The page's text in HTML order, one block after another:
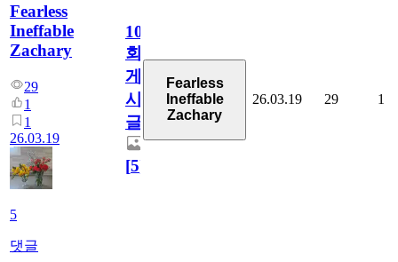
Fearless
Ineffable
Zachary
29
1
1
26.03.19
5
댓글
1001
회
게
시
글
[5]
Fearless
Ineffable
Zachary
26.03.19 29 1